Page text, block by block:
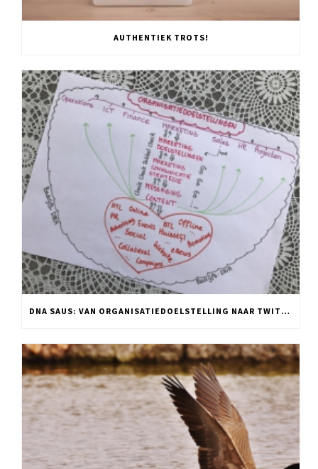
AUTHENTIEK TROTS!
DNA SAUS: VAN ORGANISATIEDOELSTELLING NAAR TWITTER POST